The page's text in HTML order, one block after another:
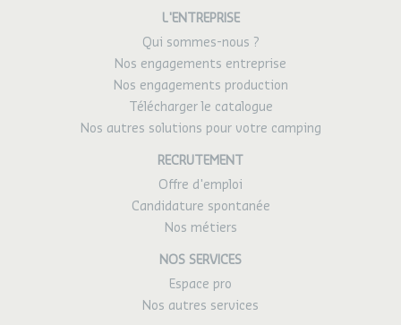
L'ENTREPRISE
Qui sommes-nous ?
Nos engagements entreprise
Nos engagements production
Télécharger le catalogue
Nos autres solutions pour votre camping
RECRUTEMENT
Offre d'emploi
Candidature spontanée
Nos métiers
NOS SERVICES
Espace pro
Nos autres services